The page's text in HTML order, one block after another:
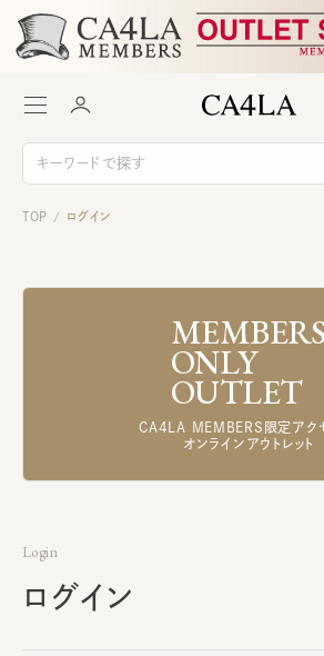
TOP / ログイン
MEMBERS
ONLY
OUTLET
CA4LA MEMBERS限定アク
オンラインアウトレット
Login
ログイン